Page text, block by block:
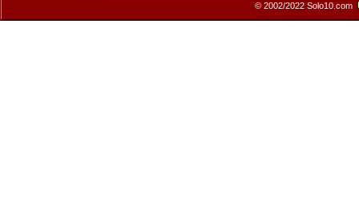
© 2002/2022 Solo10.com